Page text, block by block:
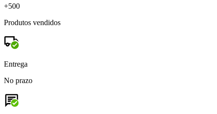
+500
Produtos vendidos
Entrega
No prazo